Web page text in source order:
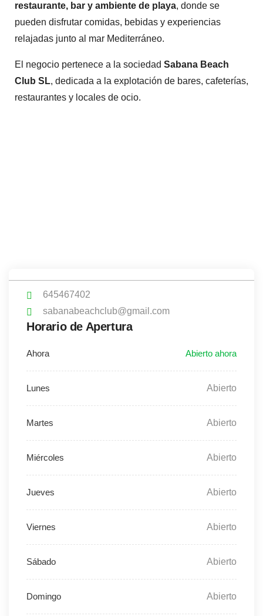
restaurante, bar y ambiente de playa, donde se
pueden disfrutar comidas, bebidas y experiencias
relajadas junto al mar Mediterráneo.
El negocio pertenece a la sociedad Sabana Beach
Club SL, dedicada a la explotación de bares, cafeterías,
restaurantes y locales de ocio.
645467402
sabanabeachclub@gmail.com
Horario de Apertura
Abierto
Abierto
Abierto
Abierto
Abierto
Abierto
Abierto